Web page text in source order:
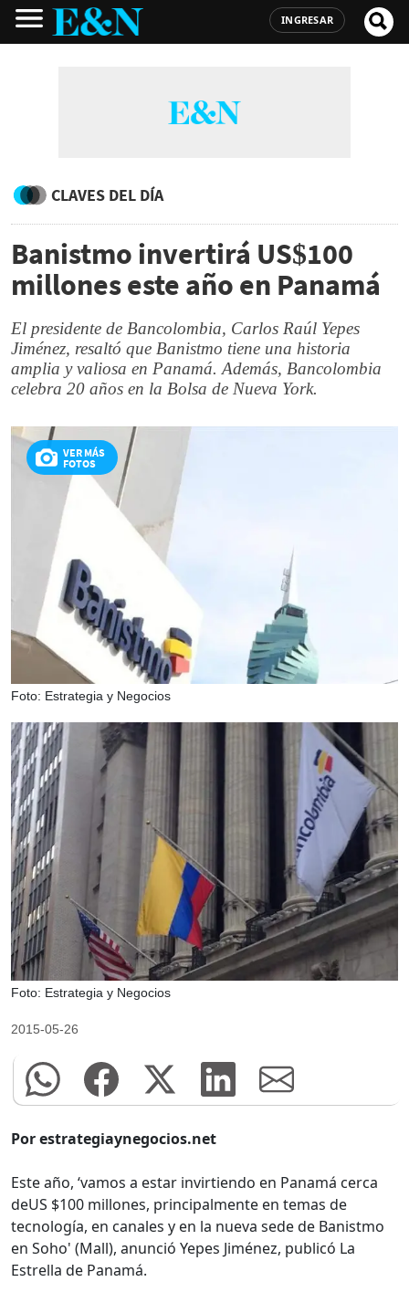
INGRESAR
CLAVES DEL DÍA
Banistmo invertirá US$100
millones este año en Panamá
El presidente de Bancolombia, Carlos Raúl Yepes
Jiménez, resaltó que Banistmo tiene una historia
amplia y valiosa en Panamá. Además, Bancolombia
celebra 20 años en la Bolsa de Nueva York.
VER MÁS
FOTOS
Foto: Estrategia y Negocios
Foto: Estrategia y Negocios
2015-05-26
Por estrategiaynegocios.net
Este año, ‘vamos a estar invirtiendo en Panamá cerca
deUS $100 millones, principalmente en temas de
tecnología, en canales y en la nueva sede de Banistmo
en Soho' (Mall), anunció Yepes Jiménez, publicó La
Estrella de Panamá.